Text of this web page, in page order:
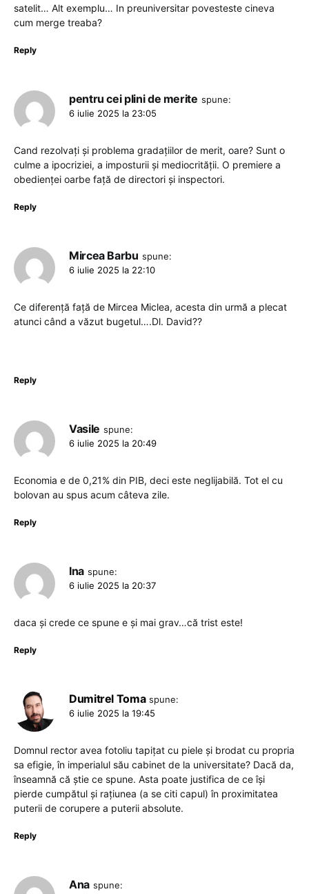
satelit… Alt exemplu… In preuniversitar povesteste cineva
cum merge treaba?
Reply
pentru cei plini de merite spune:
6 iulie 2025 la 23:05
Cand rezolvați și problema gradațiilor de merit, oare? Sunt o
culme a ipocriziei, a imposturii și mediocrității. O premiere a
obedienței oarbe față de directori și inspectori.
Reply
Mircea Barbu spune:
6 iulie 2025 la 22:10
Ce diferență față de Mircea Miclea, acesta din urmă a plecat
atunci când a văzut bugetul….Dl. David??
Reply
Vasile spune:
6 iulie 2025 la 20:49
Economia e de 0,21% din PIB, deci este neglijabilă. Tot el cu
bolovan au spus acum câteva zile.
Reply
Ina spune:
6 iulie 2025 la 20:37
daca și crede ce spune e și mai grav…că trist este!
Reply
Dumitrel Toma spune:
6 iulie 2025 la 19:45
Domnul rector avea fotoliu tapițat cu piele și brodat cu propria
sa efigie, în imperialul său cabinet de la universitate? Dacă da,
înseamnă că știe ce spune. Asta poate justifica de ce își
pierde cumpătul și rațiunea (a se citi capul) în proximitatea
puterii de corupere a puterii absolute.
Reply
Ana spune: